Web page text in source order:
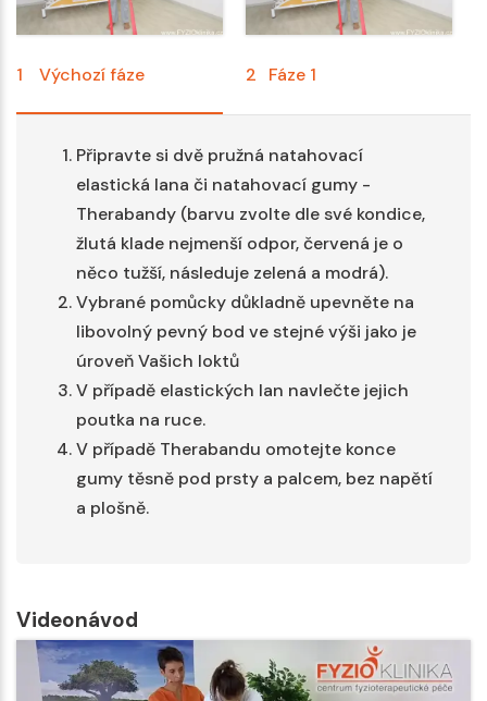
1 Výchozí fáze 2 Fáze 1
Připravte si dvě pružná natahovací
elastická lana či natahovací gumy -
Therabandy (barvu zvolte dle své kondice,
žlutá klade nejmenší odpor, červená je o
něco tužší, následuje zelená a modrá).
Vybrané pomůcky důkladně upevněte na
libovolný pevný bod ve stejné výši jako je
úroveň Vašich loktů
V případě elastických lan navlečte jejich
poutka na ruce.
V případě Therabandu omotejte konce
gumy těsně pod prsty a palcem, bez napětí
a plošně.
Videonávod